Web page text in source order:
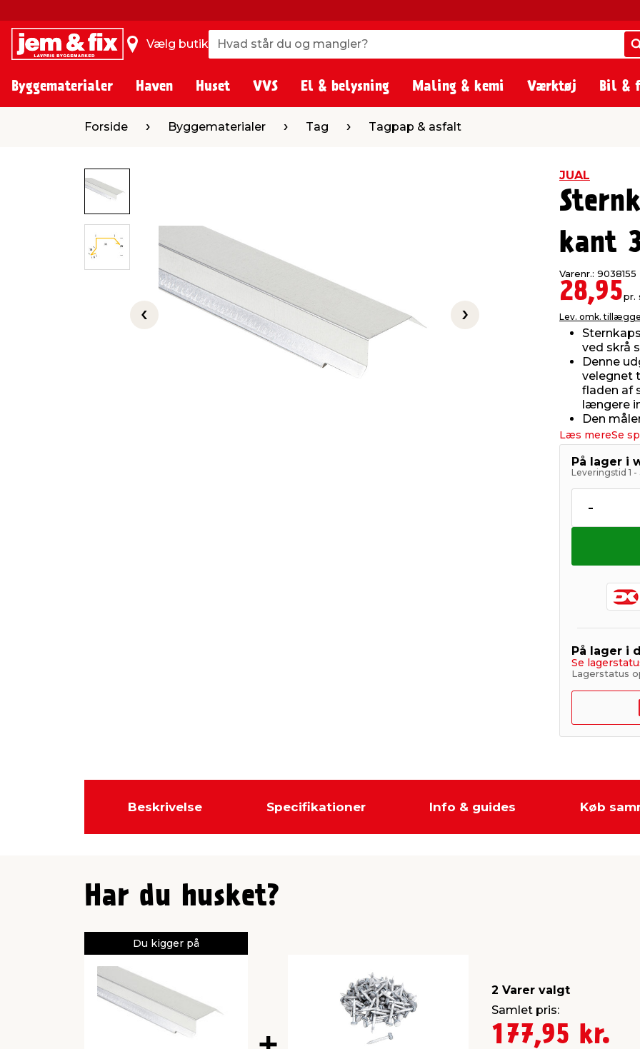
Vælg butik Hvad står du og mangler?
Hvad står du og mangler?
Byggematerialer Haven Huset VVS El & belysning Maling & kemi Værktøj Bil &
Byggematerialer Tag Tagpap & asfalt
Forside Byggematerialer Tag Tagpap & asfalt
Previous slide Next slide
JUAL
kant
Varenr.: 9038155
28,95pr.
Lev. omk.
ved skrå
Denne
velegnet
fladen af
længere
Den
Læs mereSe
På lager i
Leveringstid 1
-
På lager i
Se
Lagerstatus
Beskrivelse Specifikationer Info & guides Køb
Har du husket?
Du kigger på
2 Varer valgt
Samlet pris:
177,95 kr.